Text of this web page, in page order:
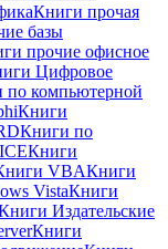
Книги прочая
базы
прочие офисное
Цифровое
по компьютерной
Книги
Книги по
Книги
VBAКниги
VistaКниги
Издательские
Книги